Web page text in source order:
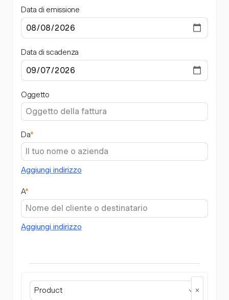
Data di emissione
Data di scadenza
Oggetto
Da*
Aggiungi indirizzo
A*
Aggiungi indirizzo
Product